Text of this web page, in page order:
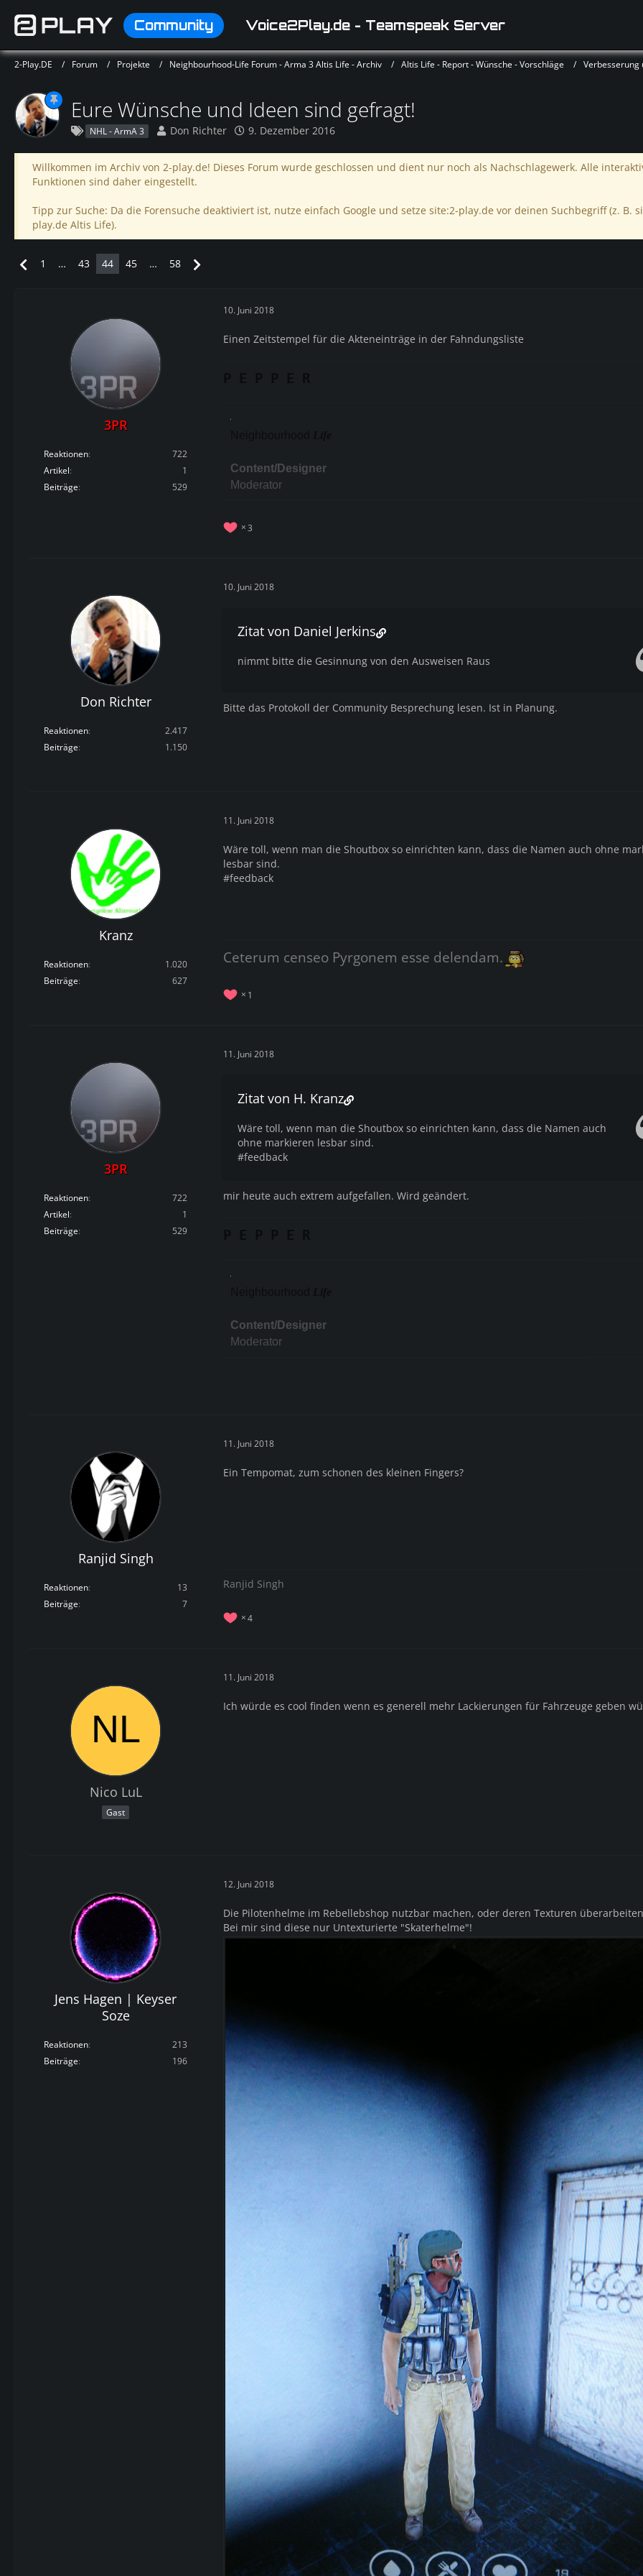
Community Voice2Play.de - Teamspeak Server
2-Play.DE Forum Projekte Neighbourhood-Life Forum - Arma 3 Altis Life - Archiv Altis Life - Report - Wünsche - Vorschläge Verbesserung
Eure Wünsche und Ideen sind gefragt!
NHL - ArmA 3 Don Richter 9. Dezember 2016
Willkommen im Archiv von 2-play.de! Dieses Forum wurde geschlossen und dient nur noch als Nachschlagewerk. Alle
Funktionen sind daher eingestellt.
Tipp zur Suche: Da die Forensuche deaktiviert ist, nutze einfach Google und setze site:2-play.de vor deinen Suchbegriff (z. B.
play.de Altis Life).
1 … 43 44 45 … 58
3PR
Reaktionen
722
Artikel
1
Beiträge
529
10. Juni 2018
Einen Zeitstempel für die Akteneinträge in der Fahndungsliste
Content/Designer
Moderator
3
Don Richter
Reaktionen
2.417
Beiträge
1.150
10. Juni 2018
Zitat von Daniel Jerkins
nimmt bitte die Gesinnung von den Ausweisen Raus
Bitte das Protokoll der Community Besprechung lesen. Ist in Planung.
Kranz
Reaktionen
1.020
Beiträge
627
11. Juni 2018
Wäre toll, wenn man die Shoutbox so einrichten kann, dass die Namen auch ohne
lesbar sind.
#feedback
Ceterum censeo Pyrgonem esse delendam.
1
3PR
Reaktionen
722
Artikel
1
Beiträge
529
11. Juni 2018
Zitat von H. Kranz
Wäre toll, wenn man die Shoutbox so einrichten kann, dass die Namen auch
ohne markieren lesbar sind.
#feedback
mir heute auch extrem aufgefallen. Wird geändert.
Content/Designer
Moderator
Ranjid Singh
Reaktionen
13
Beiträge
7
11. Juni 2018
Ein Tempomat, zum schonen des kleinen Fingers?
Ranjid Singh
4
Nico LuL
Gast
11. Juni 2018
Ich würde es cool finden wenn es generell mehr Lackierungen für Fahrzeuge geben
Jens Hagen | Keyser
Soze
Reaktionen
213
Beiträge
196
12. Juni 2018
Die Pilotenhelme im Rebellebshop nutzbar machen, oder deren Texturen
Bei mir sind diese nur Untexturierte "Skaterhelme"!